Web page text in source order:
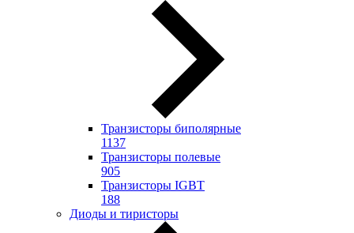
Транзисторы биполярные
1137
Транзисторы полевые
905
Транзисторы IGBT
188
Диоды и тиристоры